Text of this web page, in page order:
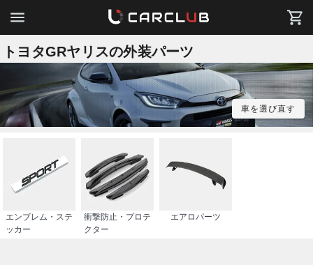
トヨタGRヤリスの外装パーツ
車を選び直す
エンブレム・ステ
ッカー
衝撃防止・プロテ
クター
エアロパーツ